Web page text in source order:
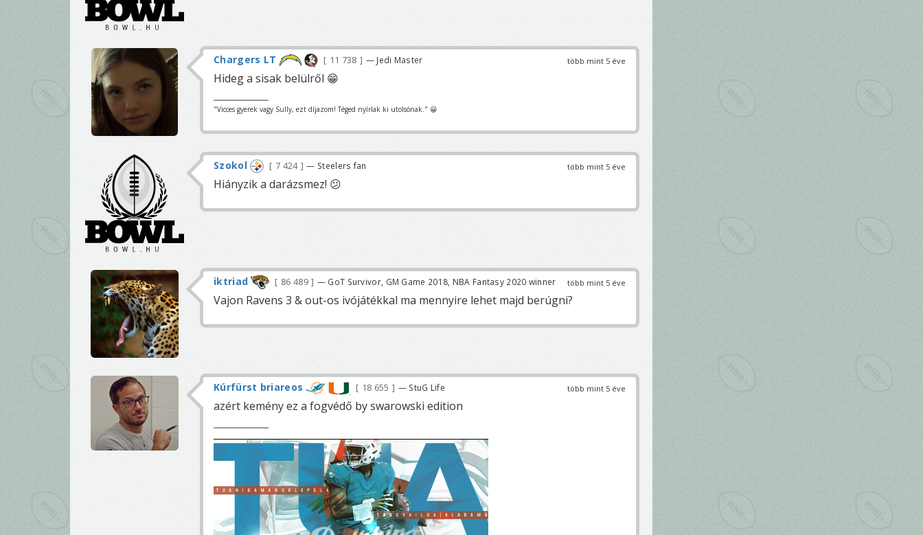
több mint 5 éve
Chargers LT 11 738 — Jedi Master
Hideg a sisak belülről 😁
"Vicces gyerek vagy Sully, ezt díjazom! Téged nyírlak ki utolsónak." 😀
több mint 5 éve
Szokol 7 424 — Steelers fan
Hiányzik a darázsmez! 😕
több mint 5 éve
iktriad 86 489 — GoT Survivor, GM Game 2018, NBA Fantasy 2020 winner
Vajon Ravens 3 & out-os ivójátékkal ma mennyire lehet majd berúgni?
több mint 5 éve
Kúrfürst briareos 18 655 — StuG Life
azért kemény ez a fogvédő by swarowski edition